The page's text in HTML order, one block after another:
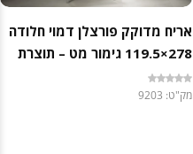
אריח מדוקק פורצלן דמוי חלודה
278×119.5 גימור מט – תוצרת
איטליה
מק"ט: 9203